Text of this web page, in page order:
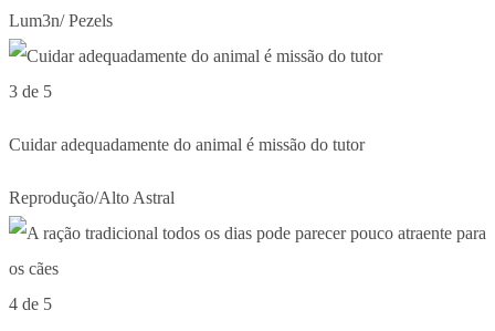
Lum3n/ Pezels
3 de 5
Cuidar adequadamente do animal é missão do tutor
Reprodução/Alto Astral
4 de 5